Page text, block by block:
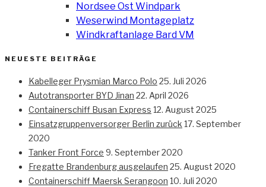
Nordsee Ost Windpark
Weserwind Montageplatz
Windkraftanlage Bard VM
NEUESTE BEITRÄGE
Kabelleger Prysmian Marco Polo 25. Juli 2026
Autotransporter BYD Jinan 22. April 2026
Containerschiff Busan Express 12. August 2025
Einsatzgruppenversorger Berlin zurück 17. September
2020
Tanker Front Force 9. September 2020
Fregatte Brandenburg ausgelaufen 25. August 2020
Containerschiff Maersk Serangoon 10. Juli 2020